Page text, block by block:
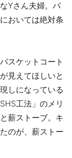
Yさん夫婦。バ
おいては絶対条
スケットコート
見えてほしいと
しになっている
工法」のメリ
薪ストーブ。キ
のが、薪ストー